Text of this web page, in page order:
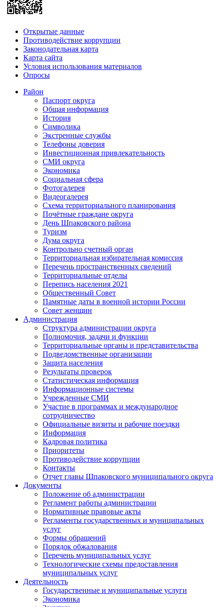
Открытые данные
Противодействие коррупции
Законодательная карта
Карта сайта
Условия использования материалов
Опросы
Район
Паспорт округа
Общая информация
История
Символика
Экстренные службы
Телефоны доверия
Инвестиционная привлекательность
СМИ округа
Экономика
Социальная сфера
Фотогалерея
Видеогалерея
Схема территориального планирования
Почётные граждане округа
День Шпаковского района
Туризм
Дума округа
Контрольно счетный орган
Территориальная избирательная комиссия
Перечень пространственных сведений
Территориальные отделы
Перепись населения 2021
Общественный Совет
Памятные даты в военной истории России
Совет женщин
Администрация
Структура администрации округа
Полномочия, задачи и функции
Территориальные органы и представительства
Подведомственные организации
Защита населения
Результаты проверок
Статистическая информация
Информационные системы
Учрежденные СМИ
Участие в программах и международное
сотрудничество
Официальные визиты и рабочие поездки
Информация
Кадровая политика
Приоритеты
Противодействие коррупции
Контакты
Отчет главы Шпаковского муниципального округа
Документы
Положение об администрации
Регламент работы администрации
Нормативные правовые акты
Регламенты государственных и муниципальных
услуг
Формы обращений
Порядок обжалования
Перечень муниципальных услуг
Технологические схемы предоставления
муниципальных услуг
Деятельность
Государственные и муниципальные услуги
Экономика